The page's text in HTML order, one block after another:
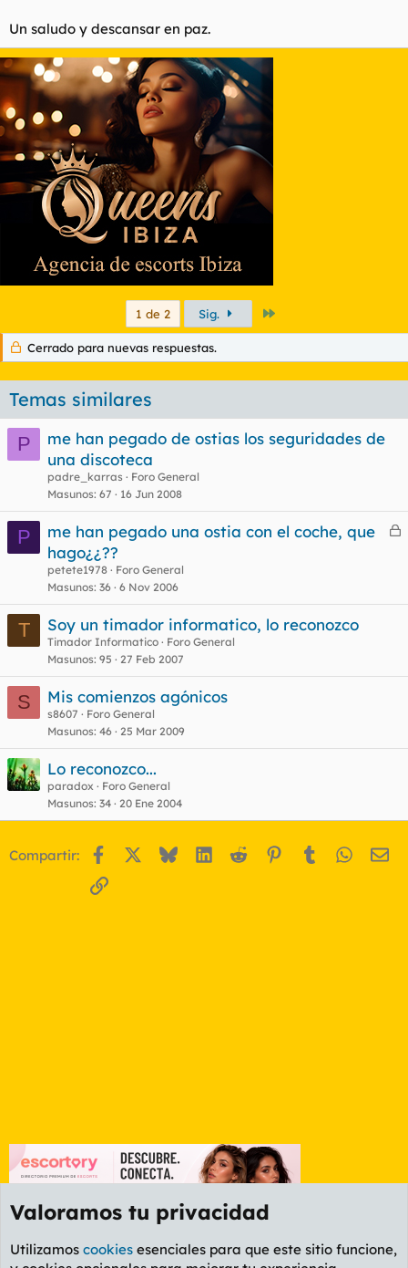
Un saludo y descansar en paz.
1 de 2 Sig.
Cerrado para nuevas respuestas.
Temas similares
P
me han pegado de ostias los seguridades de
una discoteca
padre_karras
Foro General
Masunos 67 16 Jun 2008
P
C
a
me han pegado una ostia con el coche, que
hago¿¿??
petete1978
Foro General
Masunos 36 6 Nov 2006
T Soy un timador informatico, lo reconozco
Timador Informatico
Foro General
Masunos 95 27 Feb 2007
S Mis comienzos agónicos
s8607
Foro General
Masunos 46 25 Mar 2009
Lo reconozco...
paradox
Foro General
Masunos 34 20 Ene 2004
Compartir: Facebook BlueskyLinkedIn
Reddit Pinterest
Tumblr
Enlace
Valoramos tu privacidad
Utilizamos cookies esenciales para que este sitio funcione,